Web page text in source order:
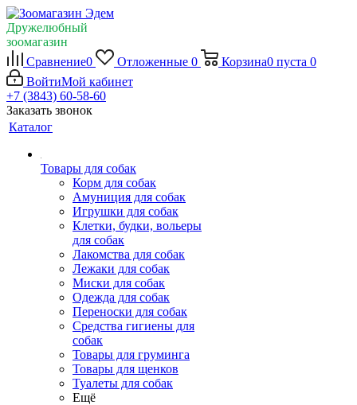
Дружелюбный
зоомагазин
Сравнение0 Отложенные 0 Корзина0 пуста 0
ВойтиМой кабинет
+7 (3843) 60-58-60
Заказать звонок
Каталог
Товары для собак
Корм для собак
Амуниция для собак
Игрушки для собак
Клетки, будки, вольеры
для собак
Лакомства для собак
Лежаки для собак
Миски для собак
Одежда для собак
Переноски для собак
Средства гигиены для
собак
Товары для груминга
Товары для щенков
Туалеты для собак
Ещё